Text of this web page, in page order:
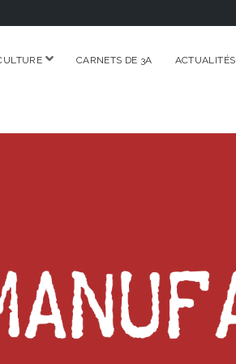
ouvrirCARNETS DE 3A ACTUALITÉS